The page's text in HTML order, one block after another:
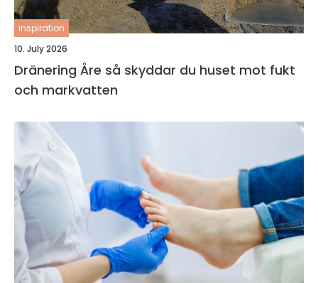
inspiration
10. July 2026
Dränering Åre så skyddar du huset mot fukt
och markvatten